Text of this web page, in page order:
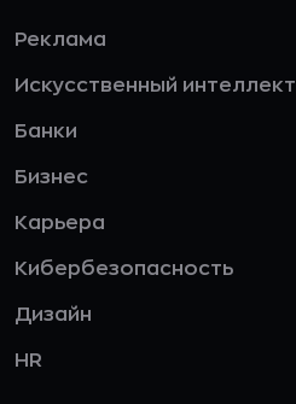
Реклама
Искусственный интеллект
Банки
Бизнес
Карьера
Кибербезопасность
Дизайн
HR